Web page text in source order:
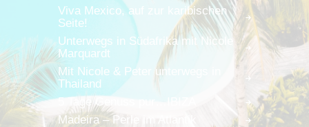
Viva Mexico, auf zur karibischen
Seite!
Unterwegs in Südafrika mit Nicole
Marquardt
Mit Nicole & Peter unterwegs in
Thailand
5 Tage Genuss pur…IBIZA
Madeira – Perle im Atlantik